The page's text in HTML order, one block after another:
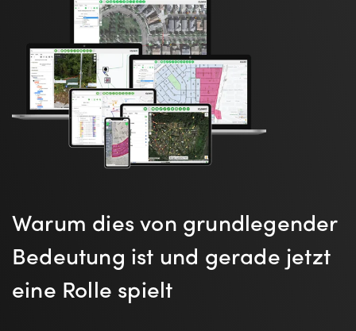
Warum dies von grundlegender
Bedeutung ist und gerade jetzt
eine Rolle spielt